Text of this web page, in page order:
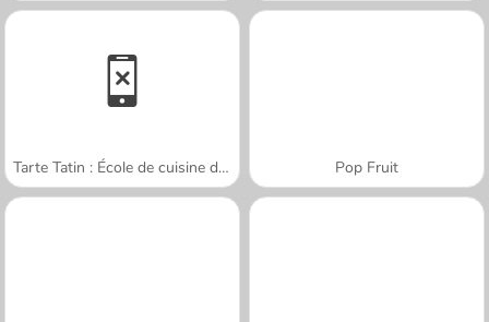
Tarte Tatin : École de cuisine de Sara Pop Fruit